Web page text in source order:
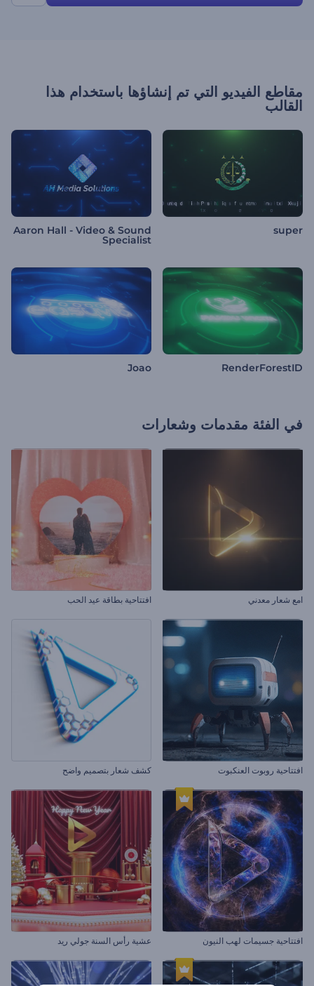
مقاطع الفيديو التي تم إنشاؤها باستخدام هذا
القالب
super
Aaron Hall - Video & Sound
Specialist
RenderForestID
Joao
في الفئة مقدمات وشعارات
امع شعار معدني افتتاحية بطاقة عيد الحب
افتتاحية روبوت العنكبوت كشف شعار بتصميم واضح
افتتاحية جسيمات لهب النيون عشية رأس السنة جولي ريد